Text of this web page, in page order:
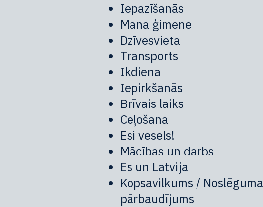
Iepazīšanās
Mana ģimene
Dzīvesvieta
Transports
Ikdiena
Iepirkšanās
Brīvais laiks
Ceļošana
Esi vesels!
Mācības un darbs
Es un Latvija
Kopsavilkums / Noslēguma
pārbaudījums